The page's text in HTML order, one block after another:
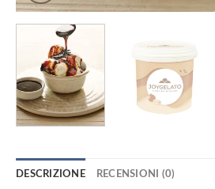
DESCRIZIONE RECENSIONI (0)